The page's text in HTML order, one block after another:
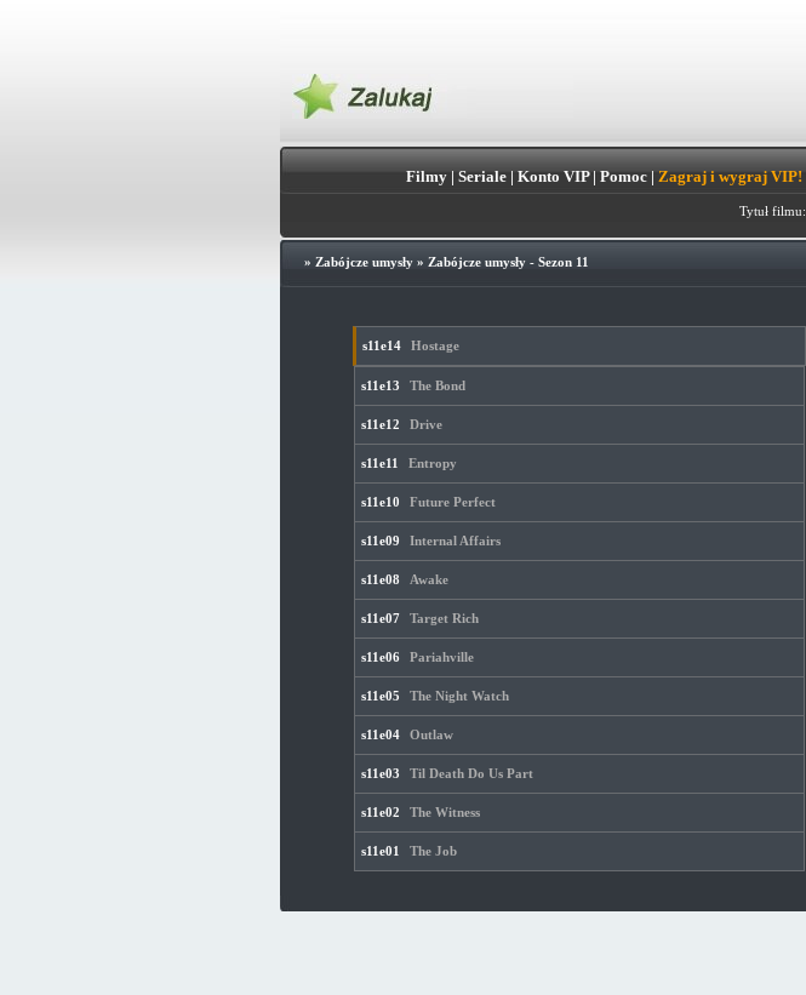
Filmy| Seriale| Konto VIP| Pomoc| Zagraj i wygraj VIP!
Tytuł filmu:
» Zabójcze umysły» Zabójcze umysły - Sezon 11
s11e14 Hostage
s11e13 The Bond
s11e12 Drive
s11e11 Entropy
s11e10 Future Perfect
s11e09 Internal Affairs
s11e08 Awake
s11e07 Target Rich
s11e06 Pariahville
s11e05 The Night Watch
s11e04 Outlaw
s11e03 Til Death Do Us Part
s11e02 The Witness
s11e01 The Job